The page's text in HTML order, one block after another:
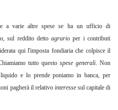
a varie altre spese se ha un ufficio di
sul reddito dettoagrarioper i contributi
qui l'imposta fondiaria che colpisce il
tutto questo spese generali. Non
e lo prende poniamo in banca, per
pagherà il relativo interesse sul capitale di